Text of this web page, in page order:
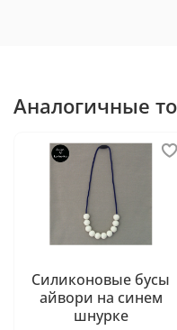
Аналогичные
Силиконовые бусы
айвори на синем
шнурке